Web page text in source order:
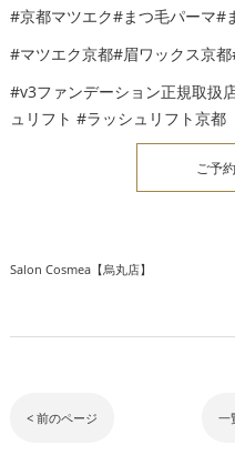
#京都マツエク#まつ毛パーマ#
#マツエク京都#眉ワックス京
#v3ファンデーション正規取扱
ュリフト #ラッシュリフト京都
ご予
Salon Cosmea【烏丸店】
< 前のページ 一